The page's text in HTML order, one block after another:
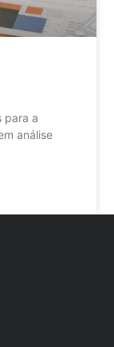
para a
análise